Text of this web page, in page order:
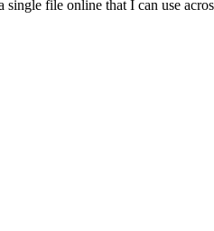
single file online that I can use